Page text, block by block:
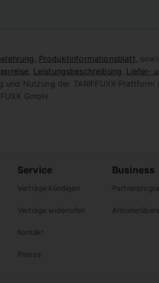
, Produktinformationsblatt,
, Leistungsbeschreibung , Liefer-
und Nutzung der TARIFFUXX-
GmbH.
Service
Verträge kündigen
Verträge widerrufen
Kontakt
Presse
Business